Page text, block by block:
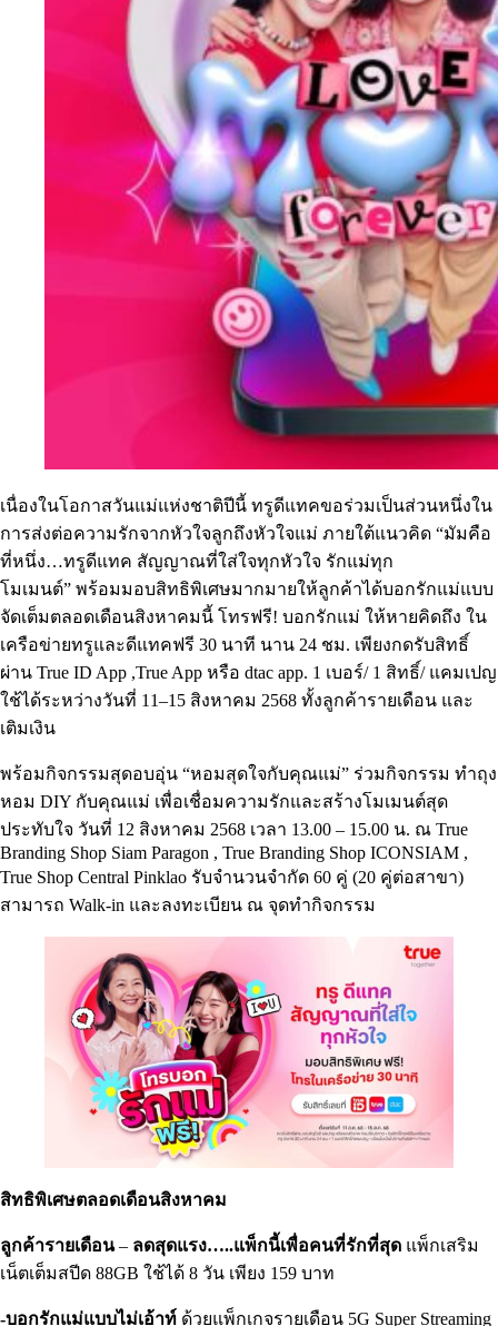
เนื่องในโอกาสวันแม่แห่งชาติปีนี้ ทรูดีแทคขอร่วมเป็นส่วนหนึ่งใน
การส่งต่อความรักจากหัวใจลูกถึงหัวใจแม่ ภายใต้แนวคิด “มัมคือ
ที่หนึ่ง…ทรูดีแทค สัญญาณที่ใส่ใจทุกหัวใจ รักแม่ทุก
โมเมนต์” พร้อมมอบสิทธิพิเศษมากมายให้ลูกค้าได้บอกรักแม่แบบ
จัดเต็มตลอดเดือนสิงหาคมนี้ โทรฟรี! บอกรักแม่ ให้หายคิดถึง ใน
เครือข่ายทรูและดีแทคฟรี 30 นาที นาน 24 ชม. เพียงกดรับสิทธิ์
ผ่าน True ID App ,True App หรือ dtac app. 1 เบอร์/ 1 สิทธิ์/ แคมเปญ
ใช้ได้ระหว่างวันที่ 11–15 สิงหาคม 2568 ทั้งลูกค้ารายเดือน และ
เติมเงิน
พร้อมกิจกรรมสุดอบอุ่น “หอมสุดใจกับคุณแม่” ร่วมกิจกรรม ทำถุง
หอม DIY กับคุณแม่ เพื่อเชื่อมความรักและสร้างโมเมนต์สุด
ประทับใจ วันที่ 12 สิงหาคม 2568 เวลา 13.00 – 15.00 น. ณ True
Branding Shop Siam Paragon , True Branding Shop ICONSIAM ,
True Shop Central Pinklao รับจำนวนจำกัด 60 คู่ (20 คู่ต่อสาขา)
สามารถ Walk-in และลงทะเบียน ณ จุดทำกิจกรรม
สิทธิพิเศษตลอดเดือนสิงหาคม
ลูกค้ารายเดือน– ลดสุดแรง…..แพ็กนี้เพื่อคนที่รักที่สุด แพ็กเสริม
เน็ตเต็มสปีด 88GB ใช้ได้ 8 วัน เพียง 159 บาท
-บอกรักแม่แบบไม่เอ้าท์ ด้วยแพ็กเกจรายเดือน 5G Super Streaming